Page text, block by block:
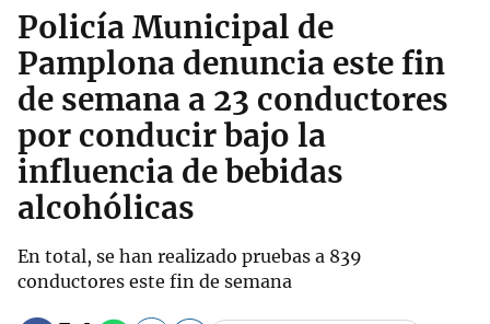
Policía Municipal de
Pamplona denuncia este fin
de semana a 23 conductores
por conducir bajo la
influencia de bebidas
alcohólicas
En total, se han realizado pruebas a 839
conductores este fin de semana